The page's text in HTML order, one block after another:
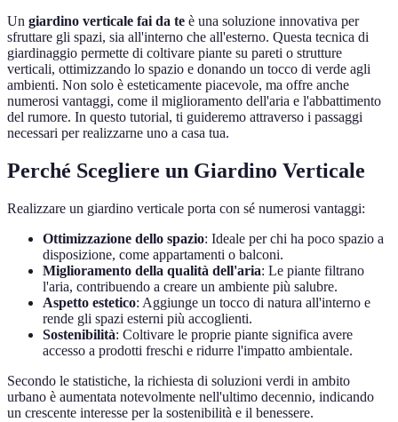
Un giardino verticale fai da te è una soluzione innovativa per
sfruttare gli spazi, sia all'interno che all'esterno. Questa tecnica di
giardinaggio permette di coltivare piante su pareti o strutture
verticali, ottimizzando lo spazio e donando un tocco di verde agli
ambienti. Non solo è esteticamente piacevole, ma offre anche
numerosi vantaggi, come il miglioramento dell'aria e l'abbattimento
del rumore. In questo tutorial, ti guideremo attraverso i passaggi
necessari per realizzarne uno a casa tua.
Perché Scegliere un Giardino Verticale
Realizzare un giardino verticale porta con sé numerosi vantaggi:
Ottimizzazione dello spazio: Ideale per chi ha poco spazio a
disposizione, come appartamenti o balconi.
Miglioramento della qualità dell'aria: Le piante filtrano
l'aria, contribuendo a creare un ambiente più salubre.
Aspetto estetico: Aggiunge un tocco di natura all'interno e
rende gli spazi esterni più accoglienti.
Sostenibilità: Coltivare le proprie piante significa avere
accesso a prodotti freschi e ridurre l'impatto ambientale.
Secondo le statistiche, la richiesta di soluzioni verdi in ambito
urbano è aumentata notevolmente nell'ultimo decennio, indicando
un crescente interesse per la sostenibilità e il benessere.